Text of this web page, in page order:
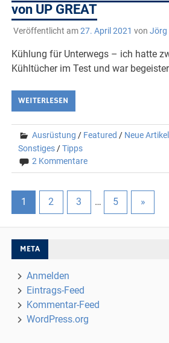
von UP GREAT
Veröffentlicht am27. April 2021 von Jörg
Kühlung für Unterwegs – ich hatte
Kühltücher im Test und war
WEITERLESEN
Ausrüstung / Featured / Neue Artikel
Sonstiges/Tipps
2 Kommentare
1 2 3 … 5 »
META
Anmelden
Eintrags-Feed
Kommentar-Feed
WordPress.org